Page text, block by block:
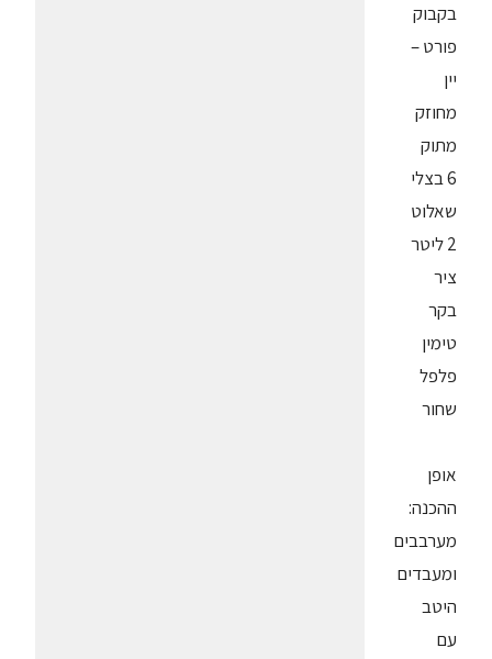
בקבוק
פורט –
יין
מחוזק
מתוק
6 בצלי
שאלוט
2 ליטר
ציר
בקר
טימין
פלפל
שחור
אופן
ההכנה:
מערבבים
ומעבדים
היטב
עם